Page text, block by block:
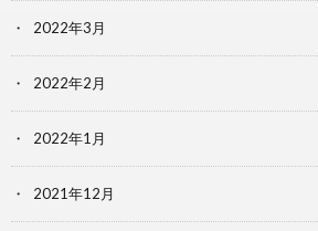
2022年3月
2022年2月
2022年1月
2021年12月